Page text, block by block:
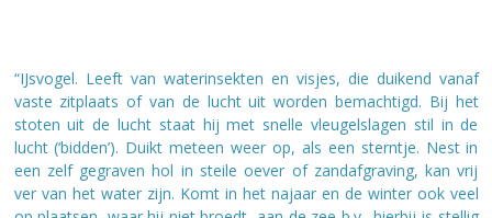
“IJsvogel. Leeft van waterinsekten en visjes, die duikend vanaf
vaste zitplaats of van de lucht uit worden bemachtigd. Bij het
stoten uit de lucht staat hij met snelle vleugelslagen stil in de
lucht (‘bidden’). Duikt meteen weer op, als een sterntje. Nest in
een zelf gegraven hol in steile oever of zandafgraving, kan vrij
ver van het water zijn. Komt in het najaar en de winter ook veel